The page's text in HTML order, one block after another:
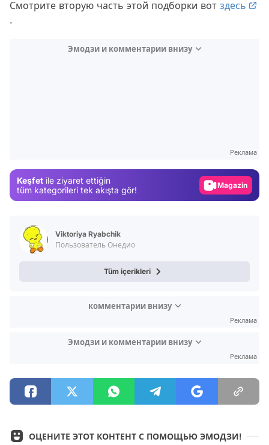
Смотрите вторую часть этой подборки вот здесь
.
Эмодзи и комментарии внизу
Реклама
Keşfet ile ziyaret ettiğin
tüm kategorileri tek akışta gör!
Video
Viktoriya Ryabchik
Пользователь Онедио
Tüm içerikleri
комментарии внизу
Реклама
Эмодзи и комментарии внизу
Реклама
ОЦЕНИТЕ ЭТОТ КОНТЕНТ С ПОМОЩЬЮ ЭМОДЗИ!